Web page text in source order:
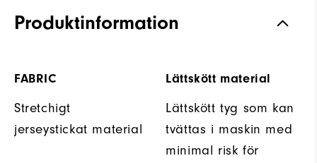
Produktinformation
FABRIC
Stretchigt
jerseystickat material
Lättskött material
Lättskött tyg som kan
tvättas i maskin med
minimal risk för